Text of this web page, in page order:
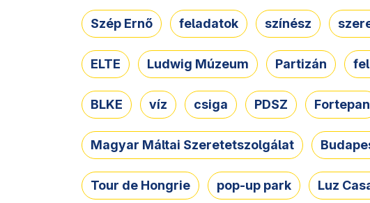
Szép Ernő feladatok színész
ELTE Ludwig Múzeum Partizán
BLKE víz csiga PDSZ Fortepan
Magyar Máltai Szeretetszolgálat
Tour de Hongrie pop-up park Luz